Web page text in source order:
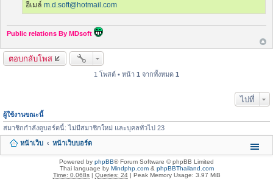
อีเมล์ m.d.soft@hotmail.com
Public relations By MDsoft
ตอบกลับโพส
1 โพสต์ • หน้า 1 จากทั้งหมด 1
ไปที่
ผู้ใช้งานขณะนี้
สมาชิกกำลังดูบอร์ดนี้: ไม่มีสมาชิกใหม่ และบุคลทั่วไป 23
หน้าเว็บ หน้าเว็บบอร์ด
Powered by phpBB® Forum Software © phpBB Limited
Thai language by Mindphp.com& phpBBThailand.com
Time: 0.068s| Queries: 24| Peak Memory Usage: 3.97 MiB